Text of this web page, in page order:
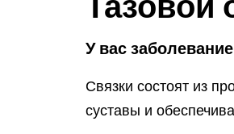
У вас
Связки состоят из
суставы и